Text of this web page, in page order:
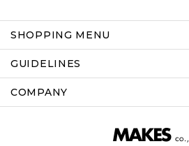
SHOPPING MENU
GUIDELINES
COMPANY